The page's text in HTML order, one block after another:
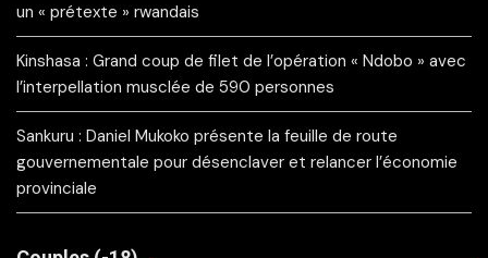
un « prétexte » rwandais
Kinshasa : Grand coup de filet de l’opération « Ndobo » avec
l’interpellation musclée de 590 personnes
Sankuru : Daniel Mukoko présente la feuille de route
gouvernementale pour désenclaver et relancer l’économie
provinciale